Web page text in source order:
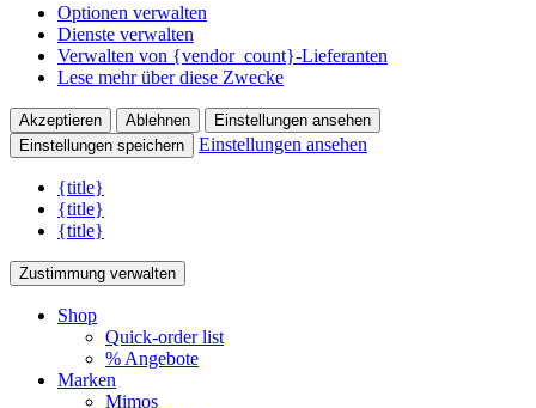
Optionen verwalten
Dienste verwalten
Verwalten von {vendor_count}-Lieferanten
Lese mehr über diese Zwecke
Akzeptieren Ablehnen
Einstellungen ansehen
Einstellungen speichern
Einstellungen ansehen
{title}
{title}
{title}
Zustimmung verwalten
Shop
Quick-order list
% Angebote
Marken
Mimos